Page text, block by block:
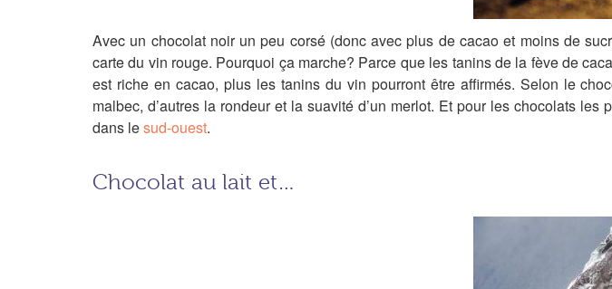
Avec un chocolat noir un peu corsé (donc avec plus de cacao et moins de
carte du vin rouge. Pourquoi ça marche? Parce que les tanins de la fève de
est riche en cacao, plus les tanins du vin pourront être affirmés. Selon le
malbec, d’autres la rondeur et la suavité d’un merlot. Et pour les chocolats
dans lesud-ouest.
Chocolat au lait et…